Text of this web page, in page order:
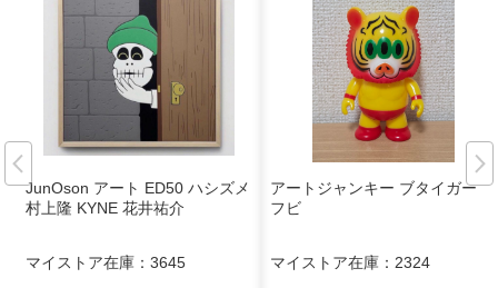
JunOson アート ED50 ハシズメ
村上隆 KYNE 花井祐介
マイストア在庫： 3645
アートジャンキー ブタイガー ソ
フビ
マイストア在庫： 2324